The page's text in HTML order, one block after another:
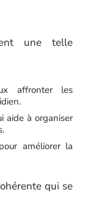
une telle
affronter les
aide à organiser
améliorer la
qui se